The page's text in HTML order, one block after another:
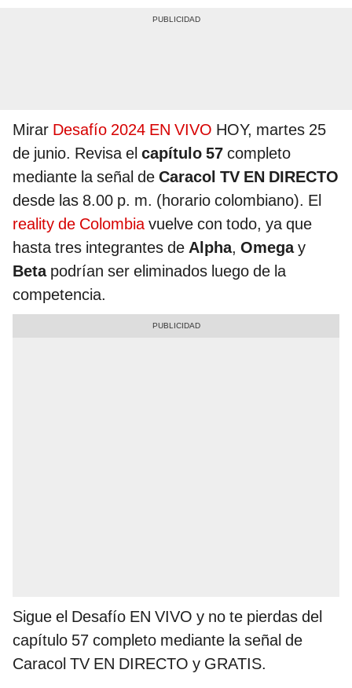
Mirar Desafío 2024 EN VIVO HOY, martes 25
de junio. Revisa el capítulo 57 completo
mediante la señal de Caracol TV EN DIRECTO
desde las 8.00 p. m. (horario colombiano). El
reality de Colombiavuelve con todo, ya que
hasta tres integrantes de Alpha, Omegay
Beta podrían ser eliminados luego de la
competencia.
Sigue el Desafío EN VIVO y no te pierdas del
capítulo 57 completo mediante la señal de
Caracol TV EN DIRECTO y GRATIS.